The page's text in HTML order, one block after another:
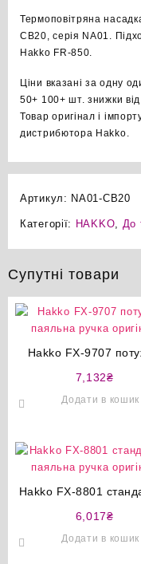
Термоповітряна
CB20, серія NA01.
Hakko FR-850.
Ціни вказані за одну
50+ 100+ шт. знижки
Товар оригінал і
дистрибютора Hakko.
Артикул: NA01-CB20
Категорії: HAKKO До
Супутні товари
Hakko FX-9707
7,132₴
Додати в кошик
Hakko FX-8801
6,017₴
Додати в кошик